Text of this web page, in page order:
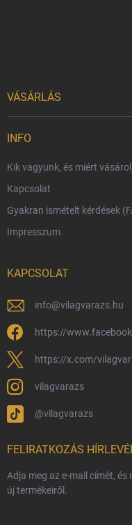
VÁSÁRLÁS
Harry Potter bolt
Rendelésem
Reklamáció és visszáru
Hűségprogram
Általános Szerződési
Adatvédelmi feltételek
Védjegyek és szerzői jogok
Fémjelzés és nemesfém-
INFO
Kik vagyunk, és miért
Kapcsolat
Gyakran ismételt kérdések
Impresszum
KAPCSOLAT
info@vilagvarazs.hu
https://
https://x.com/
vilagvarazs
@vilagvarazs
FELIRATKOZÁS
Adja meg az e-mail címét,
új termékeiről.